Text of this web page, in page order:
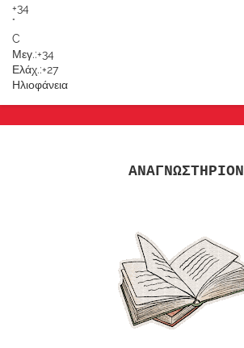
+34
°
C
Μεγ.:+34
Ελάχ.:+27
Ηλιοφάνεια
ΑΝΑΓΝΩΣΤΗΡΙΟΝ